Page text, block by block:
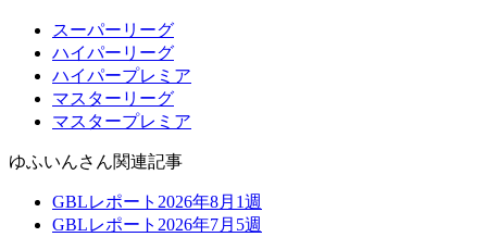
スーパーリーグ
ハイパーリーグ
ハイパープレミア
マスターリーグ
マスタープレミア
ゆふいんさん関連記事
GBLレポート2026年8月1週
GBLレポート2026年7月5週